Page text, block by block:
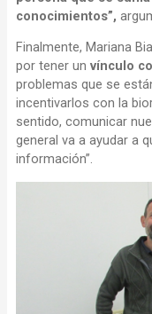
conocimientos”,
Finalmente, Mariana
por tener un vínculo
problemas que se
incentivarlos con la
sentido, comunicar
general va a ayudar a
información”.